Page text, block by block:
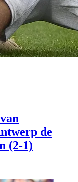
de
(2-1)